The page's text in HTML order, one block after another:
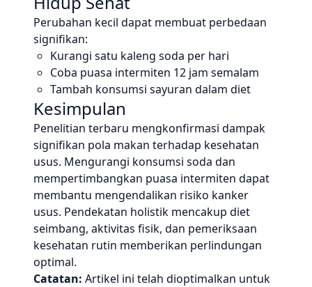
Perubahan kecil dapat membuat perbedaan
signifikan:
Kurangi satu kaleng soda per hari
Coba puasa intermiten 12 jam semalam
Tambah konsumsi sayuran dalam diet
Kesimpulan
Penelitian terbaru mengkonfirmasi dampak
signifikan pola makan terhadap kesehatan
usus. Mengurangi konsumsi soda dan
mempertimbangkan puasa intermiten dapat
membantu mengendalikan risiko kanker
usus. Pendekatan holistik mencakup diet
seimbang, aktivitas fisik, dan pemeriksaan
kesehatan rutin memberikan perlindungan
optimal.
Catatan: Artikel ini telah dioptimalkan untuk